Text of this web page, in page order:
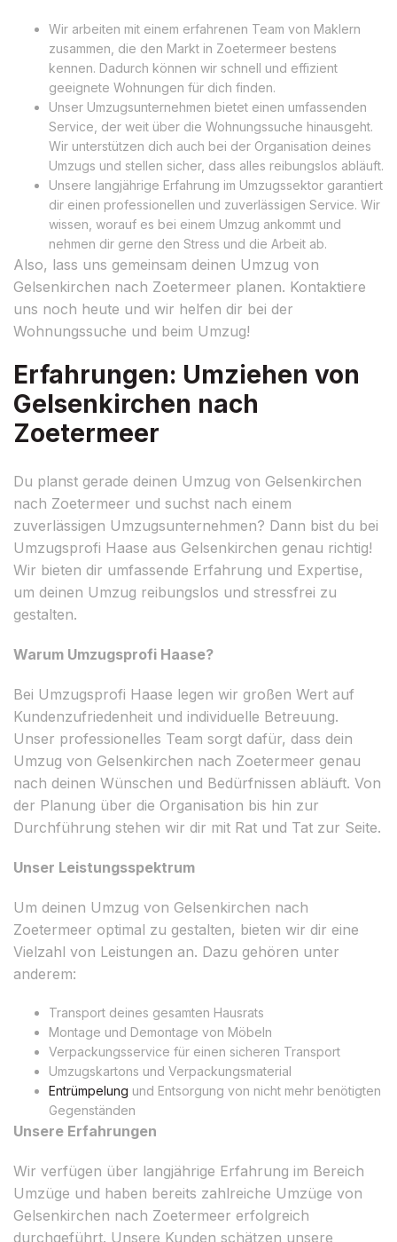
Wir arbeiten mit einem erfahrenen Team von Maklern
zusammen, die den Markt in Zoetermeer bestens
kennen. Dadurch können wir schnell und effizient
geeignete Wohnungen für dich finden.
Unser Umzugsunternehmen bietet einen umfassenden
Service, der weit über die Wohnungssuche hinausgeht.
Wir unterstützen dich auch bei der Organisation deines
Umzugs und stellen sicher, dass alles reibungslos abläuft.
Unsere langjährige Erfahrung im Umzugssektor garantiert
dir einen professionellen und zuverlässigen Service. Wir
wissen, worauf es bei einem Umzug ankommt und
nehmen dir gerne den Stress und die Arbeit ab.
Also, lass uns gemeinsam deinen Umzug von
Gelsenkirchen nach Zoetermeer planen. Kontaktiere
uns noch heute und wir helfen dir bei der
Wohnungssuche und beim Umzug!
Erfahrungen: Umziehen von
Gelsenkirchen nach
Zoetermeer
Du planst gerade deinen Umzug von Gelsenkirchen
nach Zoetermeer und suchst nach einem
zuverlässigen Umzugsunternehmen? Dann bist du bei
Umzugsprofi Haase aus Gelsenkirchen genau richtig!
Wir bieten dir umfassende Erfahrung und Expertise,
um deinen Umzug reibungslos und stressfrei zu
gestalten.
Warum Umzugsprofi Haase?
Bei Umzugsprofi Haase legen wir großen Wert auf
Kundenzufriedenheit und individuelle Betreuung.
Unser professionelles Team sorgt dafür, dass dein
Umzug von Gelsenkirchen nach Zoetermeer genau
nach deinen Wünschen und Bedürfnissen abläuft. Von
der Planung über die Organisation bis hin zur
Durchführung stehen wir dir mit Rat und Tat zur Seite.
Unser Leistungsspektrum
Um deinen Umzug von Gelsenkirchen nach
Zoetermeer optimal zu gestalten, bieten wir dir eine
Vielzahl von Leistungen an. Dazu gehören unter
anderem:
Transport deines gesamten Hausrats
Montage und Demontage von Möbeln
Verpackungsservice für einen sicheren Transport
Umzugskartons und Verpackungsmaterial
Entrümpelung und Entsorgung von nicht mehr benötigten
Gegenständen
Unsere Erfahrungen
Wir verfügen über langjährige Erfahrung im Bereich
Umzüge und haben bereits zahlreiche Umzüge von
Gelsenkirchen nach Zoetermeer erfolgreich
durchgeführt. Unsere Kunden schätzen unsere